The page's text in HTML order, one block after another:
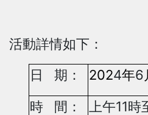
活動詳情如下：
日 期： 2024年6
時 間： 上午11時